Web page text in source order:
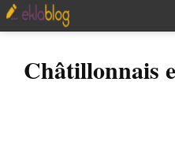
Châtillonnais